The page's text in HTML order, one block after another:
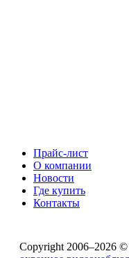
Прайс-лист
О компании
Новости
Где купить
Контакты
Copyright 2006–2026